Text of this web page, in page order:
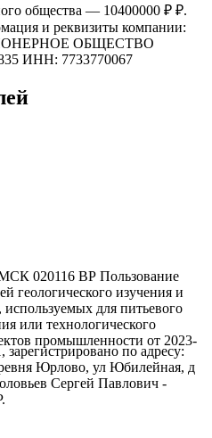
общества — 10400000 ₽ ₽.
и реквизиты компании:
ОБЩЕСТВО
ИНН: 7733770067
020116 ВР Пользование
геологического изучения и
для питьевого
или технологического
промышленности от 2023-
по адресу:
Юрлово, ул Юбилейная, д
Сергей Павлович -